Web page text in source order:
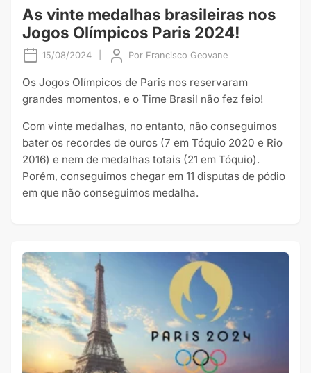
As vinte medalhas brasileiras nos
Jogos Olímpicos Paris 2024!
15/08/2024 Por Francisco Geovane
Os Jogos Olímpicos de Paris nos reservaram
grandes momentos, e o Time Brasil não fez feio!
Com vinte medalhas, no entanto, não conseguimos
bater os recordes de ouros (7 em Tóquio 2020 e Rio
2016) e nem de medalhas totais (21 em Tóquio).
Porém, conseguimos chegar em 11 disputas de pódio
em que não conseguimos medalha.